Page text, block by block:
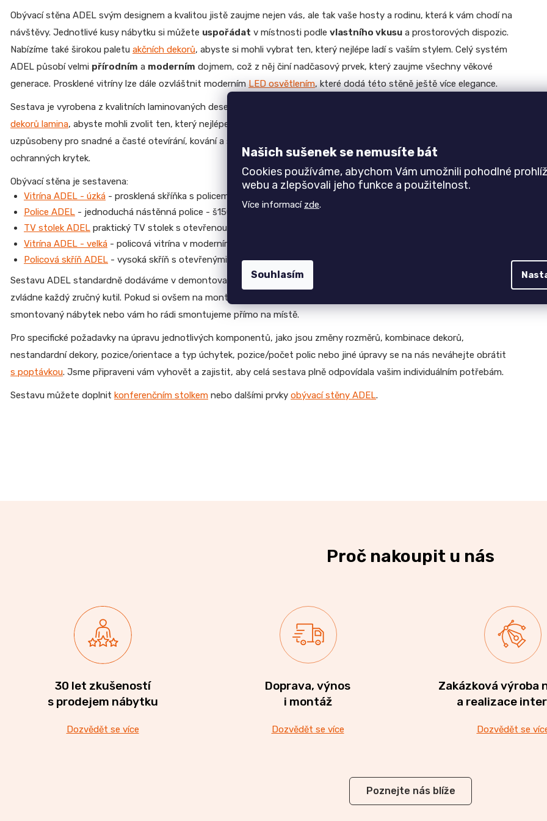
Našich sušenek se nemusíte bát
Cookies používáme, abychom Vám umožnili pohodlné
webu a zlepšovali jeho funkce a použitelnost.
Více informací zde.
Souhlasím
Jednolůžko NEMO
Židle GOLDA
5 235 Kč
TV stolek CREATIV
28 070 Kč
20 090 Kč
Komoda EGON
19 700 Kč
Dubová jídelní židle GOLDA 2
5 235 Kč
Obývací stěna ADEL svým designem a kvalitou jistě zaujme nejen vás, ale tak vaše hosty a rodinu, která k vám chodí na
návštěvy. Jednotlivé kusy nábytku si můžete uspořádat v místnosti podle vlastního vkusu a prostorových dispozic.
Nabízíme také širokou paletu akčních dekorů, abyste si mohli vybrat ten, který nejlépe ladí s vaším stylem. Celý systém
ADEL působí velmi přírodním a moderním dojmem, což z něj činí nadčasový prvek, který zaujme všechny věkové
generace. Prosklené vitríny lze dále ozvláštnit moderním LED osvětlením, které dodá této stěně ještě více elegance.
Sestava je vyrobena z kvalitních laminovaných desek (LTD) o síle 18 a 25 mm s ABS hranami. Na výběr ze 14
dekorů lamina, abyste mohli zvolit ten, který nejlépe odpovídá vašemu stylu. Kvalitní
uzpůsobeny pro snadné a časté otevírání, kování a spojovací materiál je bez použití plastových součástek, vyjma
ochranných krytek.
Obývací stěna je sestavena:
Vitrína ADEL - úzká - prosklená skříňka s policemi - š59 v200 h42,5 cm
Police ADEL - jednoduchá nástěnná police - š150 v24 h20 cm
TV stolek ADEL praktický TV stolek s otevřenou policí, dvířky a zásuvkou - š160 v45 h52 cm
Vitrína ADEL - velká - policová vitrína v moderním provedení - š100 v160 h42,5 cm
Policová skříň ADEL - vysoká skříň s otevřenými policemi - š59 v200 h42,5 cm
Sestavu ADEL standardně dodáváme v demontovaném stavu s přehledným montážním návodem, takže montáž
zvládne každý zručný kutil. Pokud si ovšem na montáž sami netroufáte, můžete si od nás po dohodě nechat dovézt již
smontovaný nábytek nebo vám ho rádi smontujeme přímo na místě.
Pro specifické požadavky na úpravu jednotlivých komponentů, jako jsou změny rozměrů, kombinace dekorů,
nestandardní dekory, pozice/orientace a typ úchytek, pozice/počet polic nebo jiné úpravy se na nás neváhejte obrátit
s poptávkou. Jsme připraveni vám vyhovět a zajistit, aby celá sestava plně odpovídala vašim individuálním potřebám.
Sestavu můžete doplnit konferenčním stolkem nebo dalšími prvky obývací stěny ADEL.
Proč nakoupit u nás
30 let zkušeností
s prodejem nábytku
Dozvědět se více
Doprava, výnos
i montáž
Dozvědět se více
Zakázková výroba
a realizace
Dozvědět se
Poznejte nás blíže
u
č
u
j
e
m
e
JEDNOLŮŽKO
NEMO
7
750
ŽIDLE
GOLDA
5
235
Kč
TV
CREATIV
28
Kč